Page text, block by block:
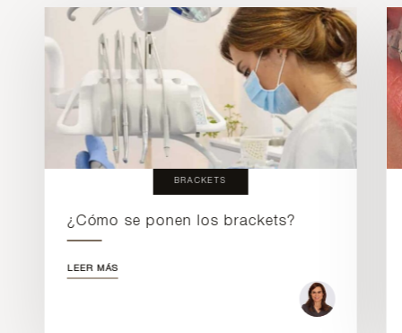
BRACKETS
¿Cómo se ponen los brackets?
LEER MÁS